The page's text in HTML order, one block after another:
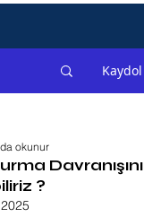
Kaydol
Davranışını
?
okunur